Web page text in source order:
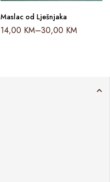
Maslac od Lješnjaka
14,00 KM–30,00 KM